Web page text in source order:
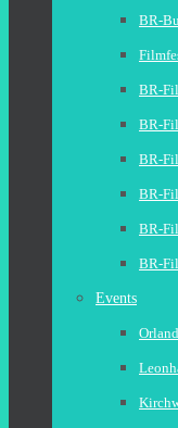
BR-
BR-
BR-
BR-
BR-
BR-
BR-
Events